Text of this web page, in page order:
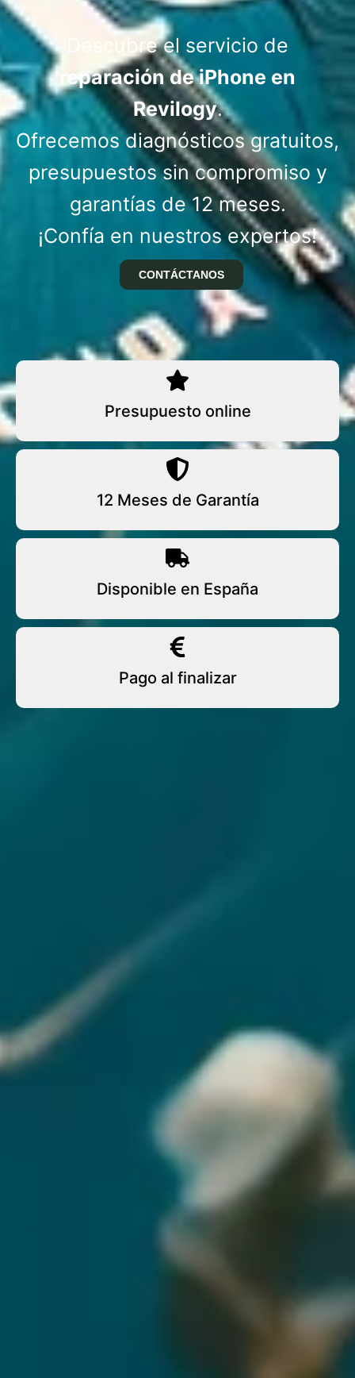
Descubre el servicio de
reparación de iPhone en
Revilogy.
Ofrecemos diagnósticos gratuitos,
presupuestos sin compromiso y
garantías de 12 meses.
¡Confía en nuestros expertos!
CONTÁCTANOS
Presupuesto online
12 Meses de Garantía
Disponible en España
Pago al finalizar